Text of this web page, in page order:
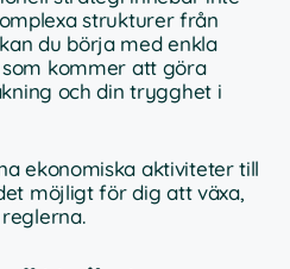
strukturer från
du börja med enkla
kommer att göra
och din trygghet i
ekonomiska aktiviteter till
möjligt för dig att växa,